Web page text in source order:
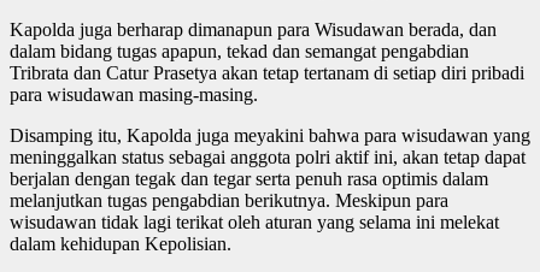
Kapolda juga berharap dimanapun para Wisudawan berada, dan
dalam bidang tugas apapun, tekad dan semangat pengabdian
Tribrata dan Catur Prasetya akan tetap tertanam di setiap diri pribadi
para wisudawan masing-masing.
Disamping itu, Kapolda juga meyakini bahwa para wisudawan yang
meninggalkan status sebagai anggota polri aktif ini, akan tetap dapat
berjalan dengan tegak dan tegar serta penuh rasa optimis dalam
melanjutkan tugas pengabdian berikutnya. Meskipun para
wisudawan tidak lagi terikat oleh aturan yang selama ini melekat
dalam kehidupan Kepolisian.